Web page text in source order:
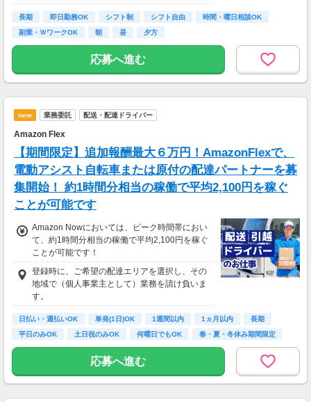
長期 即日勤務OK シフト制 シフト自由
時間・曜日相談OK
副業・ＷワークOK
朝 昼 夕方
応募へ進む
new 業務委託 配送・配達ドライバー
Amazon Flex
【期間限定】追加報酬最大６万円！AmazonFlexで、
電動アシスト自転車または原付の配達パートナーを募
集開始！ 約1時間分相当の稼働で平均2,100円を稼ぐ
ことが可能です
Amazon Nowにおいては、ピーク時間帯におい
て、約1時間分相当の稼働で平均2,100円を稼ぐ
ことが可能です！
登録時に、ご希望の配達エリアを選択し、その
地域で（個人事業主として）業務を請け負いま
す。
日払い・週払いOK 単発(1日)OK 1週間以内 1ヵ月以内
長期
平日のみOK
土日祝のみOK 何曜日でもOK 春・夏・冬休み期間限定
応募へ進む